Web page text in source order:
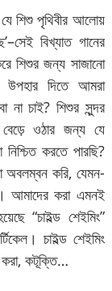
শিশু পৃথিবীর আলোয়
বিখ্যাত গানের
শিশুর জন্য সাজানো
উপহার দিতে আমরা
না চাই? শিশুর সুন্দর
বেড়ে ওঠার জন্য যে
করতে পারছি?
করি, যেমন-
আমাদের করা এমনই
“চাইল্ড শেইমিং”
চাইল্ড শেইমিং
করা, কটূক্তি…